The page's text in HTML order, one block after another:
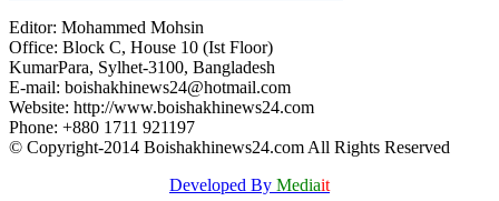
Editor: Mohammed Mohsin
Office: Block C, House 10 (Ist Floor)
KumarPara, Sylhet-3100, Bangladesh
E-mail: boishakhinews24@hotmail.com
Website: http://www.boishakhinews24.com
Phone: +880 1711 921197
© Copyright-2014 Boishakhinews24.com All Rights Reserved
Developed By Mediait